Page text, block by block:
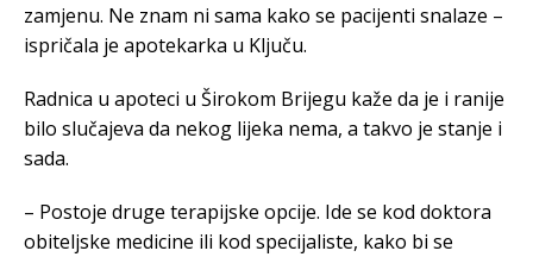
zamjenu. Ne znam ni sama kako se pacijenti snalaze –
ispričala je apotekarka u Ključu.
Radnica u apoteci u Širokom Brijegu kaže da je i ranije
bilo slučajeva da nekog lijeka nema, a takvo je stanje i
sada.
– Postoje druge terapijske opcije. Ide se kod doktora
obiteljske medicine ili kod specijaliste, kako bi se